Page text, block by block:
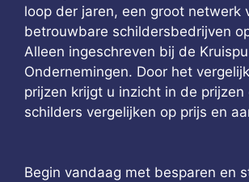
loop der jaren, een groot netwerk
betrouwbare schildersbedrijven
Alleen ingeschreven bij de
Ondernemingen. Door het
prijzen krijgt u inzicht in de prijzen
schilders vergelijken op prijs en
Begin vandaag met besparen en